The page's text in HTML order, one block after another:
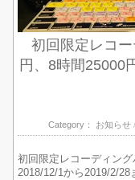
初回限定レコ
円、8時間25000
Category： お知らせ
初回限定レコーディン
2018/12/1から2019/2/28